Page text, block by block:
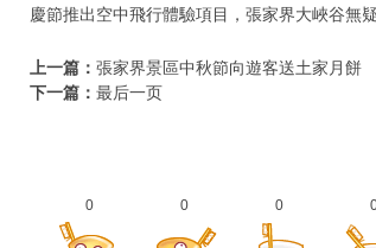
慶節推出空中飛行體驗項目，張家界大峽谷無
上一篇： 張家界景區中秋節向遊客送土家月餅
下一篇： 最后一页
0 0 0